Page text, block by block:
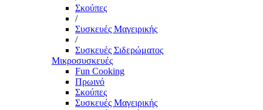
Σκούπες
/
Συσκευές Μαγειρικής
/
Συσκευές Σιδερώματος
Μικροσυσκευές
Fun Cooking
Πρωινό
Σκούπες
Συσκευές Μαγειρικής